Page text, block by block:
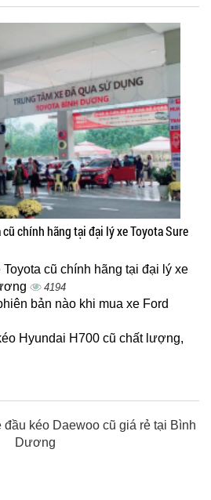
chính hãng tại đại lý xe Toyota Sure
cũ chính hãng tại đại lý xe
4194
bản nào khi mua xe Ford
Hyundai H700 cũ chất lượng,